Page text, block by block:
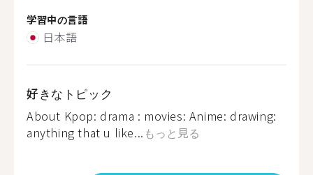
学習中の言語
日本語
好きなトピック
About Kpop: drama : movies: Anime: drawing:
anything that u like... もっと見る